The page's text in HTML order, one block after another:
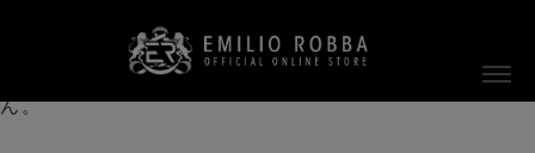
ご指定のページは見つかりません。
削除されたかＵＲＬが変更されたため表示できませ
ん。